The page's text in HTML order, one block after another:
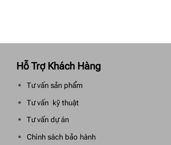
Hỗ Trợ Khách Hàng
Tư vấn sản phẩm
Tư vấn kỹ thuật
Tư vấn dự án
Chính sách bảo hành